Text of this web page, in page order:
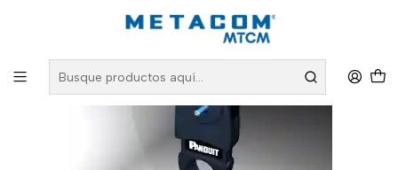
Inicio PRODUCTOS
Oportunidades
Herramienta deschaquetadora para cable de cobre CJAST